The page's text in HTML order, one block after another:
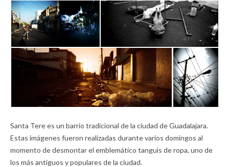
Santa Tere es un barrio tradicional de la ciudad de Guadalajara.
Estas imágenes fueron realizadas durante varios domingos al
momento de desmontar el emblemático tanguis de ropa, uno de
los más antiguos y populares de la ciudad.